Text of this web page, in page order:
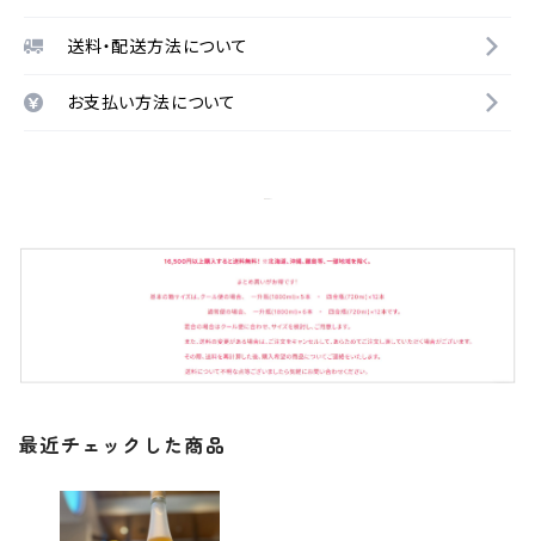
送料・配送方法について
お支払い方法について
最近チェックした商品